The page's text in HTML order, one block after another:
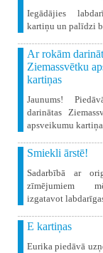
Iegādājies
kartiņu un palīdzi
Ar rokām
Ziemassvētku
kartiņas
Jaunums!
darinātas
apsveikumu
Smiekli ārstē!
Sadarbībā ar
zīmējumiem
izgatavot
E kartiņas
Eurika piedāvā